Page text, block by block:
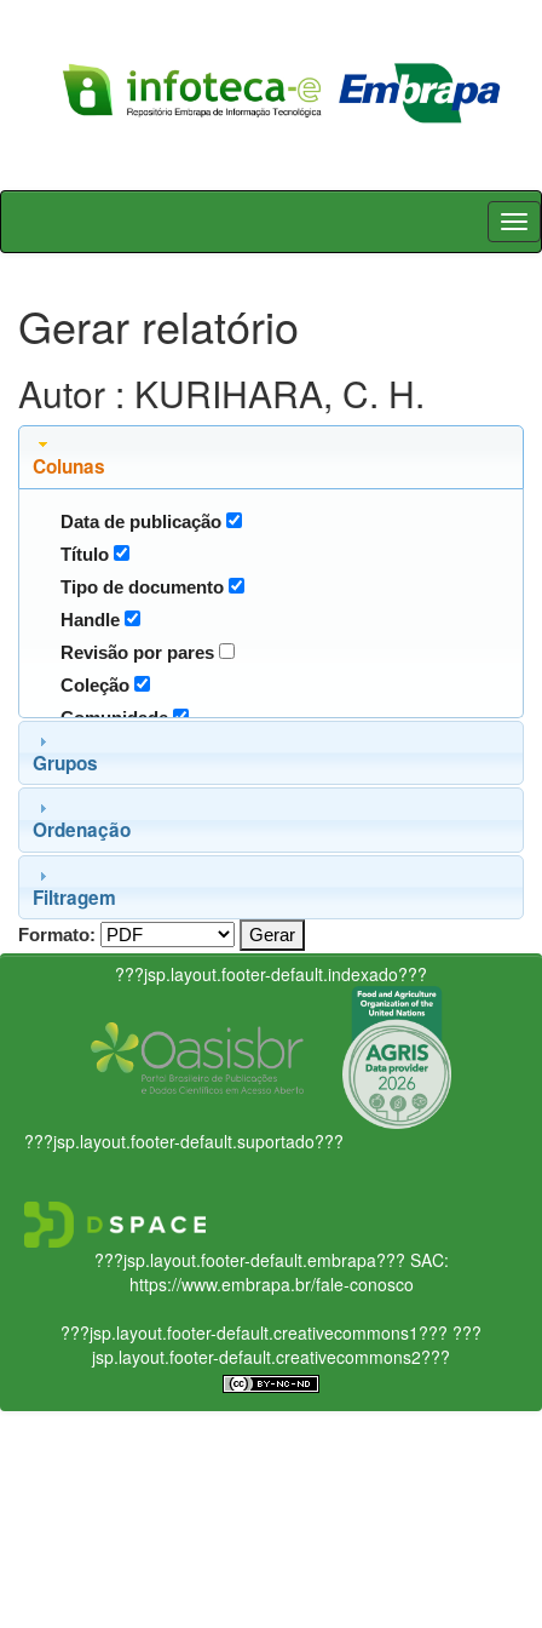
Skip
Gerar relatório
Autor : KURIHARA, C. H.
Colunas
Data de publicação
Título
Tipo de documento
Handle
Revisão por pares
Coleção
Comunidade
Grupos
Ordenação
Filtragem
Formato:
???jsp.layout.footer-default.indexado???
???jsp.layout.footer-default.suportado???
???jsp.layout.footer-default.embrapa??? SAC:
https://www.embrapa.br/fale-conosco
???jsp.layout.footer-default.creativecommons1??? ???
jsp.layout.footer-default.creativecommons2???